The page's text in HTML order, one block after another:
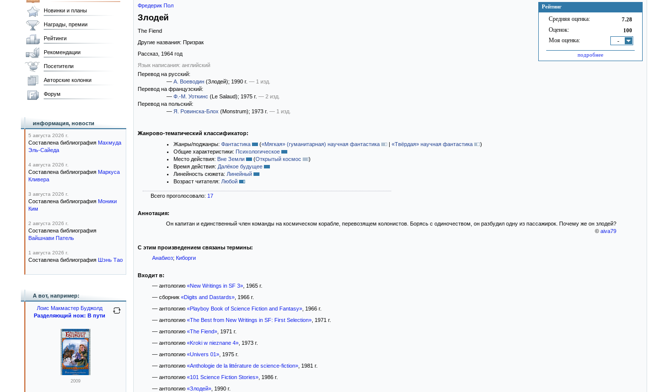
Рейтинг
Средняя оценка: 7.28
Оценок: 100
Моя оценка: -
подробнее
Фредерик Пол
Злодей
The Fiend
Другие названия: Призрак
Рассказ, 1964 год
Язык написания: английский
Перевод на русский:
— А. Воеводин (Злодей); 1990 г. — 1 изд.
Перевод на французский:
— Ф.-М. Уоткинс (Le Salaud); 1975 г. — 2 изд.
Перевод на польский:
— Я. Ровинска-Блох (Monstrum); 1973 г. — 1 изд.
Жанрово-тематический классификатор:
Жанры/поджанры: Фантастика («Мягкая» (гуманитарная) научная фантастика | «Твёрдая» научная фантастика
)
Общие характеристики: Психологическое
Место действия: Вне Земли (Открытый космос
)
Время действия: Далёкое будущее
Линейность сюжета: Линейный
Возраст читателя: Любой
Всего проголосовало: 17
Аннотация:
Он капитан и единственный член команды на космическом корабле, перевозящем колонистов. Борясь с одиночеством, он разбудил одну из пассажирок. Почему же он злодей?
© aiva79
С этим произведением связаны термины:
Анабиоз; Киборги
Входит в:
— антологию «New Writings in SF 3», 1965 г.
— сборник «Digits and Dastards», 1966 г.
— антологию «Playboy Book of Science Fiction and Fantasy», 1966 г.
— антологию «The Best from New Writings in SF: First Selection», 1971 г.
— антологию «The Fiend», 1971 г.
— антологию «Kroki w nieznane 4», 1973 г.
— антологию «Univers 01», 1975 г.
— антологию «Anthologie de la littérature de science-fiction», 1981 г.
— антологию «101 Science Fiction Stories», 1986 г.
— антологию «Злодей», 1990 г.
Новинки и планы
Награды, премии
Рейтинги
Рекомендации
Посетители
Авторские колонки
Форум
информация, новости
5 августа 2026 г.
Составлена библиография Махмуда
Эль-Сайеда
4 августа 2026 г.
Составлена библиография Маркуса
Кливера
3 августа 2026 г.
Составлена библиография Моники
Ким
2 августа 2026 г.
Составлена библиография
Вайшнави Патель
1 августа 2026 г.
Составлена библиография Шэнь Тао
А вот, например:
Лоис Макмастер Буджолд
Разделяющий нож: В пути
2009